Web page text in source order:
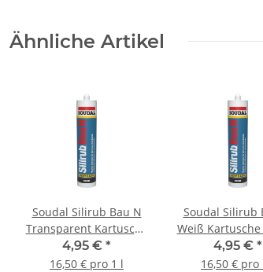
Ähnliche Artikel
Soudal Silirub Bau N
Transparent Kartusche
300 ml
4,95 € *
16,50 € pro 1 l
Soudal Silirub
Weiß
4,95 € *
16,50 € pro